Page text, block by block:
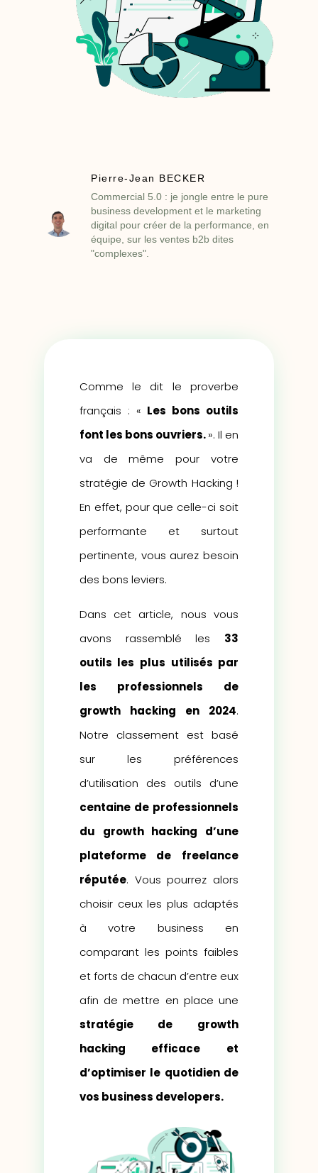
Pierre-Jean BECKER
Commercial 5.0 : je jongle entre le pure
business development et le marketing
digital pour créer de la performance, en
équipe, sur les ventes b2b dites
"complexes".
Comme le dit le proverbe
français : « Les bons outils
font les bons ouvriers.». Il en
va de même pour votre
stratégie de Growth Hacking !
En effet, pour que celle-ci soit
performante et surtout
pertinente, vous aurez besoin
des bons leviers.
Dans cet article, nous vous
avons rassemblé les 33
outils les plus utilisés par
les professionnels de
growth hacking en 2024.
Notre classement est basé
sur les préférences
d’utilisation des outils d’une
centaine de professionnels
du growth hacking d’une
plateforme de freelance
réputée. Vous pourrez alors
choisir ceux les plus adaptés
à votre business en
comparant les points faibles
et forts de chacun d’entre eux
afin de mettre en place une
stratégie de growth
hacking efficace et
d’optimiser le quotidien de
vos business developers.